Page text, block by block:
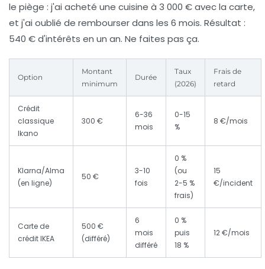
le piège : j'ai acheté une cuisine à 3 000 € avec la carte,
et j'ai oublié de rembourser dans les 6 mois. Résultat :
540 € d'intérêts en un an. Ne faites pas ça.
Option
Montant
minimum
Durée
Taux
(2026)
Frais de
retard
Crédit
classique
Ikano
300 €
6-36
mois
0-15
%
8 €/mois
Klarna/Alma
(en ligne)
50 €
3-10
fois
0 %
(ou
2-5 %
frais)
15
€/incident
Carte de
crédit IKEA
500 €
(différé)
6
mois
différé
0 %
puis
18 %
12 €/mois